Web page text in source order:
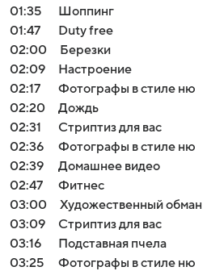
01:35
Шоппинг
01:47
Duty free
02:00
Березки
02:09
Настроение
02:17
Фотографы в стиле ню
02:20
Дождь
02:31
Стриптиз для вас
02:36
Фотографы в стиле ню
02:39
Домашнее видео
02:47
Фитнес
03:00
Художественный обман
03:09
Стриптиз для вас
03:16
Подставная пчела
03:25
Фотографы в стиле ню